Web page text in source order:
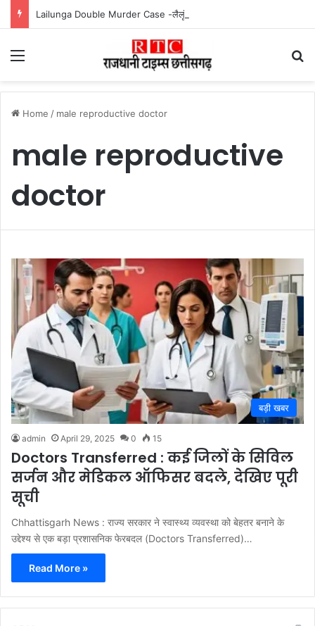
Menu
Home / male reproductive doctor
male reproductive
doctor
बड़ी खबर
admin April 29, 2025 0 15
Doctors Transferred : कई जिलों के सिविल
सर्जन और मेडिकल ऑफिसर बदले, देखिए पूरी
सूची
Chhattisgarh News : राज्य सरकार ने स्वास्थ्य व्यवस्था को बेहतर बनाने के
उद्देश्य से एक बड़ा प्रशासनिक फेरबदल (Doctors Transferred)…
Read More »